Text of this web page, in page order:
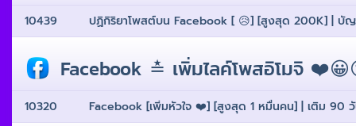
10439
ปฏิกิริยาโพสต์บน Facebook [ 😥] [สูงสุด 200K] | บัญ
Facebook ≛ เพิ่มไลค์โพสอิโมจิ
10320
Facebook [เพิ่มหัวใจ ❤️] [สูงสุด 1 หมื่นคน] | เติม 90